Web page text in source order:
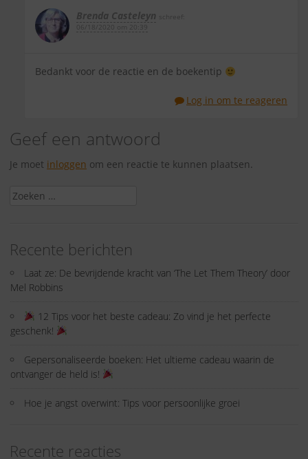
Brenda Casteleyn
schreef:
06/18/2020 om 20:39
Bedankt voor de reactie en de boekentip
Log in om te reageren
Geef een antwoord
Je moet inloggen om een reactie te kunnen plaatsen.
Zoeken
Recente berichten
Laat ze: De bevrijdende kracht van ‘The Let Them Theory’ door
Mel Robbins
12 Tips voor het beste cadeau: Zo vind je het perfecte
geschenk!
Gepersonaliseerde boeken: Het ultieme cadeau waarin de
ontvanger de held is!
Hoe je angst overwint: Tips voor persoonlijke groei
Recente reacties